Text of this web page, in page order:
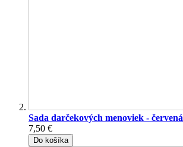
Sada darčekových menoviek - červená
7,50 €
Do košíka